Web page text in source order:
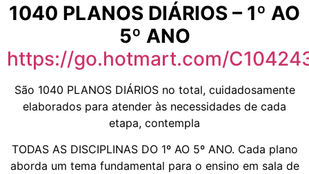
1040 PLANOS DIÁRIOS – 1º AO
5º ANO
https://go.hotmart.com/
São 1040 PLANOS DIÁRIOS no total, cuidadosamente
elaborados para atender às necessidades de cada
etapa, contempla
TODAS AS DISCIPLINAS DO 1º AO 5º ANO. Cada plano
aborda um tema fundamental para o ensino em sala de